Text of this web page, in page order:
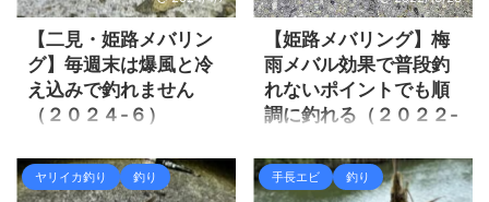
【二見・姫路メバリン
グ】毎週末は爆風と冷
え込みで釣れません
（２０２４-６）
る事も無く暖かくなってきて
いる感じは有るものの、週末
【姫路メバリング】梅
雨メバル効果で普段釣
れないポイントでも順
調に釣れる（２０２２-
５月中旬以降は姫路周辺でメ
バルが順調に釣れています。
ヤリイカ釣り 釣り 手長エビ 釣り